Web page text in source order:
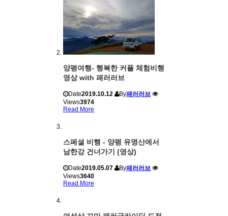
양평여행- 행복한 커플 체험비행
영상 with 패러러브
Date2019.10.12 By패러러브
Views3974
Read More
스페셜 비행 - 양평 유명산에서
남한강 건너가기 (영상)
Date2019.05.07 By패러러브
Views3640
Read More